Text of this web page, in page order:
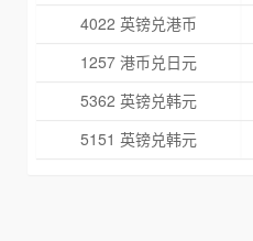
4022 英镑兑港币
1257 港币兑日元
5362 英镑兑韩元
5151 英镑兑韩元